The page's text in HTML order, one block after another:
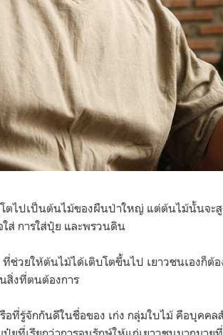
โตไปเป็นต้นไม้ของผืนป่าใหญ่ แต่ต้นไม้นั้นจะ
ส่ การใส่ปุ๋ย และพรวนดิน
ช่วยให้ต้นไม้ได้เติบโตขึ้นไป เยาวชนเองก็ต้
สิ่งที่ตนต้องการ
อที่รู้จักกันดีในชื่อของ เก่ง กลุ่มใบไม้ คือบุคค